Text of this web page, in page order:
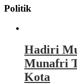
Politik
Hadiri
Munafri
Kota